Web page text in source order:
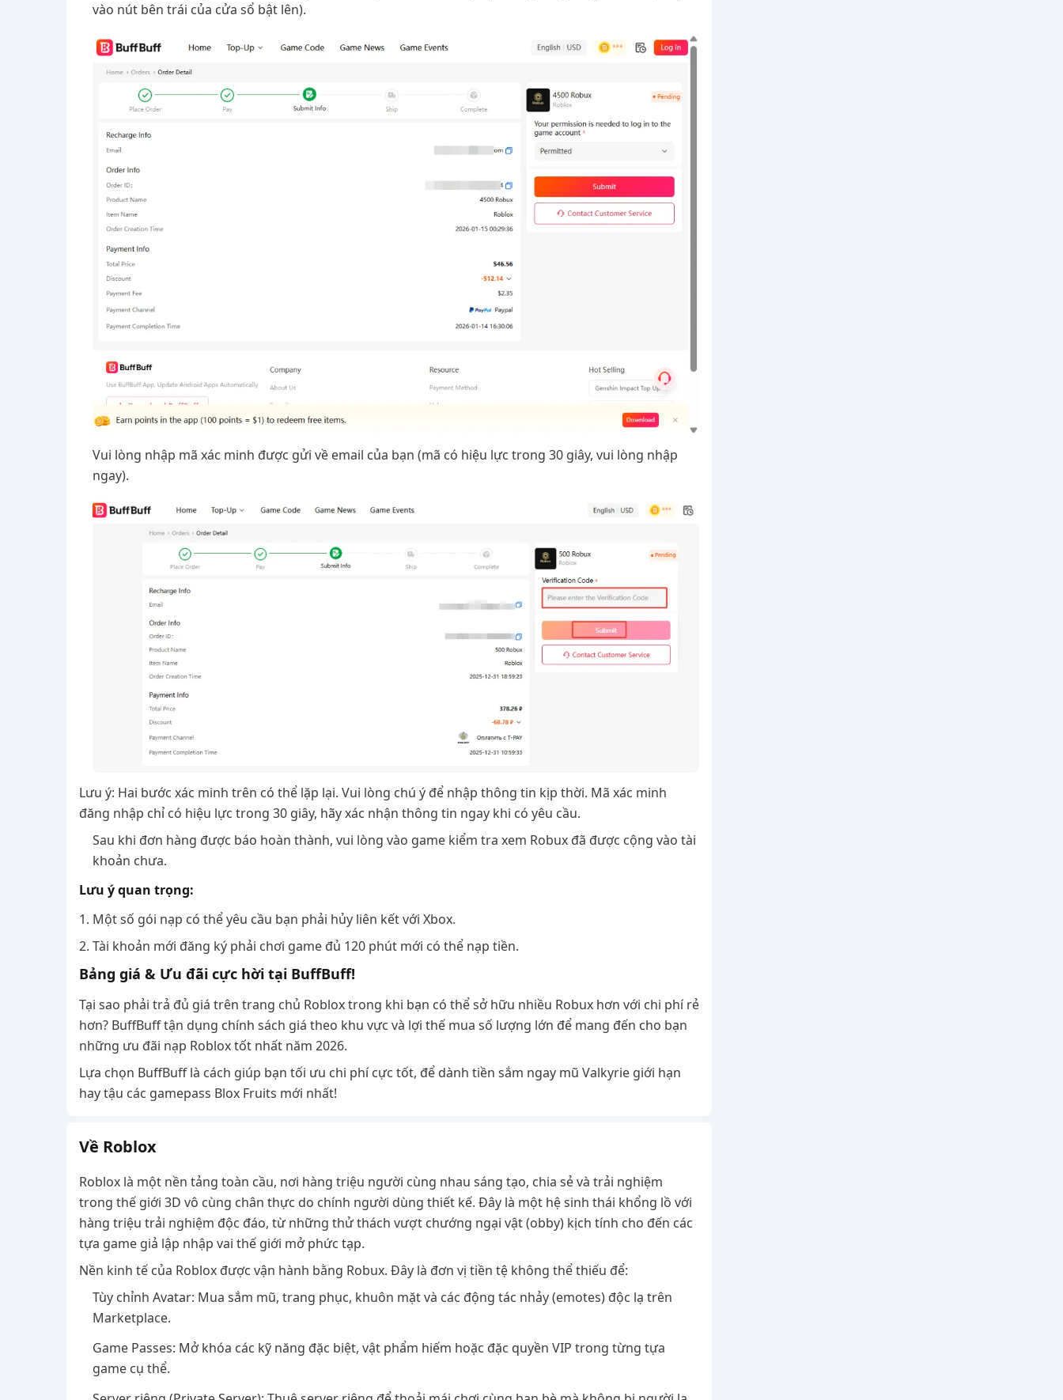
vào nút bên trái của cửa sổ bật lên).
Vui lòng nhập mã xác minh được gửi về email của bạn (mã có hiệu lực trong 30 giây, vui lòng nhập
ngay).
Lưu ý: Hai bước xác minh trên có thể lặp lại. Vui lòng chú ý để nhập thông tin kịp thời. Mã xác minh
đăng nhập chỉ có hiệu lực trong 30 giây, hãy xác nhận thông tin ngay khi có yêu cầu.
Sau khi đơn hàng được báo hoàn thành, vui lòng vào game kiểm tra xem Robux đã được cộng vào tài
khoản chưa.
Lưu ý quan trọng:
1. Một số gói nạp có thể yêu cầu bạn phải hủy liên kết với Xbox.
2. Tài khoản mới đăng ký phải chơi game đủ 120 phút mới có thể nạp tiền.
Bảng giá & Ưu đãi cực hời tại BuffBuff!
Tại sao phải trả đủ giá trên trang chủ Roblox trong khi bạn có thể sở hữu nhiều Robux hơn với chi phí rẻ
hơn? BuffBuff tận dụng chính sách giá theo khu vực và lợi thế mua số lượng lớn để mang đến cho bạn
những ưu đãi nạp Roblox tốt nhất năm 2026.
Lựa chọn BuffBuff là cách giúp bạn tối ưu chi phí cực tốt, để dành tiền sắm ngay mũ Valkyrie giới hạn
hay tậu các gamepass Blox Fruits mới nhất!
Về Roblox
Roblox là một nền tảng toàn cầu, nơi hàng triệu người cùng nhau sáng tạo, chia sẻ và trải nghiệm
trong thế giới 3D vô cùng chân thực do chính người dùng thiết kế. Đây là một hệ sinh thái khổng lồ với
hàng triệu trải nghiệm độc đáo, từ những thử thách vượt chướng ngại vật (obby) kịch tính cho đến các
tựa game giả lập nhập vai thế giới mở phức tạp.
Nền kinh tế của Roblox được vận hành bằng Robux. Đây là đơn vị tiền tệ không thể thiếu để:
Tùy chỉnh Avatar: Mua sắm mũ, trang phục, khuôn mặt và các động tác nhảy (emotes) độc lạ trên
Marketplace.
Game Passes: Mở khóa các kỹ năng đặc biệt, vật phẩm hiếm hoặc đặc quyền VIP trong từng tựa
game cụ thể.